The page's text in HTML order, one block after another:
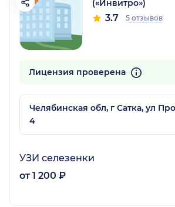
(«Инвитро»)
3.7 5 отзывов
Лицензия проверена
Челябинская обл, г Сатка, ул
4
УЗИ селезенки
от 1 200 ₽